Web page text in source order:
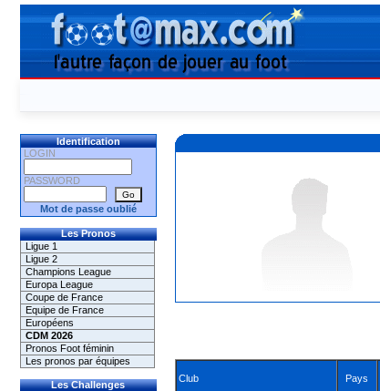
Identification
LOGIN
PASSWORD
Mot de passe oublié
Les Pronos
Ligue 1
Ligue 2
Champions League
Europa League
Coupe de France
Equipe de France
Européens
CDM 2026
Pronos Foot féminin
Les pronos par équipes
Les Challenges
Club Pays